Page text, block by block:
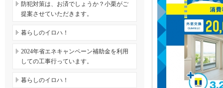
防犯対策は、お済でしょうか？小栗がご
提案させていただきます。
暮らしのイロハ！
2024年省エネキャンペーン補助金を利用
しての工事行っています。
暮らしのイロハ！